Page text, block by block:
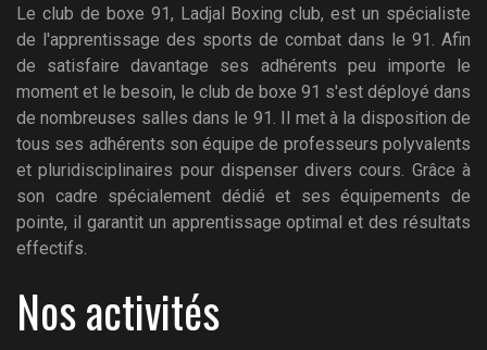
Le club de boxe 91, Ladjal Boxing club, est un spécialiste
de l'apprentissage des sports de combat dans le 91. Afin
de satisfaire davantage ses adhérents peu importe le
moment et le besoin, le club de boxe 91 s'est déployé dans
de nombreuses salles dans le 91. Il met à la disposition de
tous ses adhérents son équipe de professeurs polyvalents
et pluridisciplinaires pour dispenser divers cours. Grâce à
son cadre spécialement dédié et ses équipements de
pointe, il garantit un apprentissage optimal et des résultats
effectifs.
Nos activités